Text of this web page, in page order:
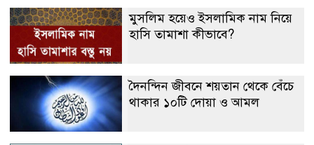
মুসলিম হয়েও ইসলামিক নাম নিয়ে
হাসি তামাশা কীভাবে?
দৈনন্দিন জীবনে শয়তান থেকে বেঁচে
থাকার ১০টি দোয়া ও আমল